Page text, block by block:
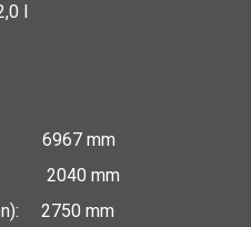
l
6967 mm
2040 mm
2750 mm